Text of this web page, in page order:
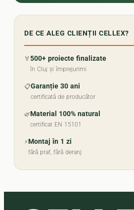
DE CE ALEG CLIENȚII CELLEX?
🏅 500+ proiecte finalizate
în Cluj și împrejurimi
📋Garanție 30 ani
certificată de producător
🌿Material 100% natural
certificat EN 15101
⚡Montaj în 1 zi
fără praf, fără deranj